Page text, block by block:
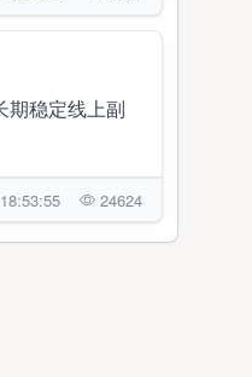
期稳定线上副
24624